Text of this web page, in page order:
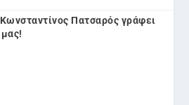
Πατσαρός γράφει
μας!